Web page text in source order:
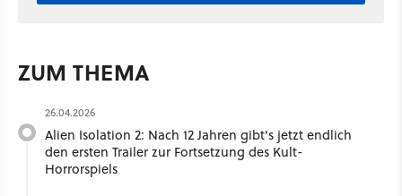
ZUM THEMA
26.04.2026
Alien Isolation 2: Nach 12 Jahren gibt's jetzt endlich
den ersten Trailer zur Fortsetzung des Kult-
Horrorspiels